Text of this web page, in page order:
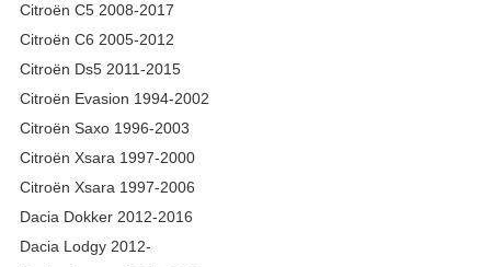
Citroën C5 2008-2017
Citroën C6 2005-2012
Citroën Ds5 2011-2015
Citroën Evasion 1994-2002
Citroën Saxo 1996-2003
Citroën Xsara 1997-2000
Citroën Xsara 1997-2006
Dacia Dokker 2012-2016
Dacia Lodgy 2012-